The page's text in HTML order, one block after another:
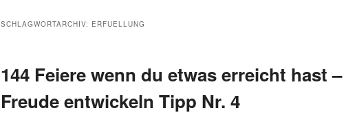
SCHLAGWORTARCHIV: ERFUELLUNG
144 Feiere wenn du etwas erreicht hast –
Freude entwickeln Tipp Nr. 4